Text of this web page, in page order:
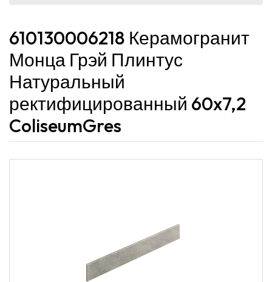
610130006218 Керамогранит
Монца Грэй Плинтус
Натуральный
ректифицированный 60x7,2
ColiseumGres